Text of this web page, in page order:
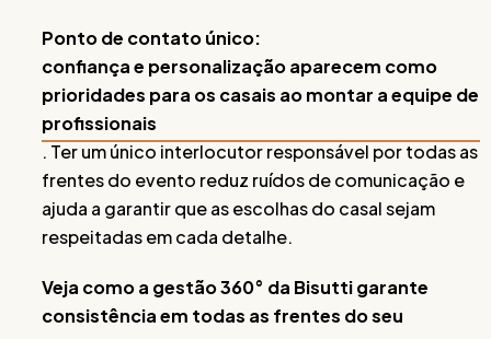
Ponto de contato único:
confiança e personalização aparecem como
prioridades para os casais ao montar a equipe de
profissionais
. Ter um único interlocutor responsável por todas as
frentes do evento reduz ruídos de comunicação e
ajuda a garantir que as escolhas do casal sejam
respeitadas em cada detalhe.
Veja como a gestão 360° da Bisutti garante
consistência em todas as frentes do seu